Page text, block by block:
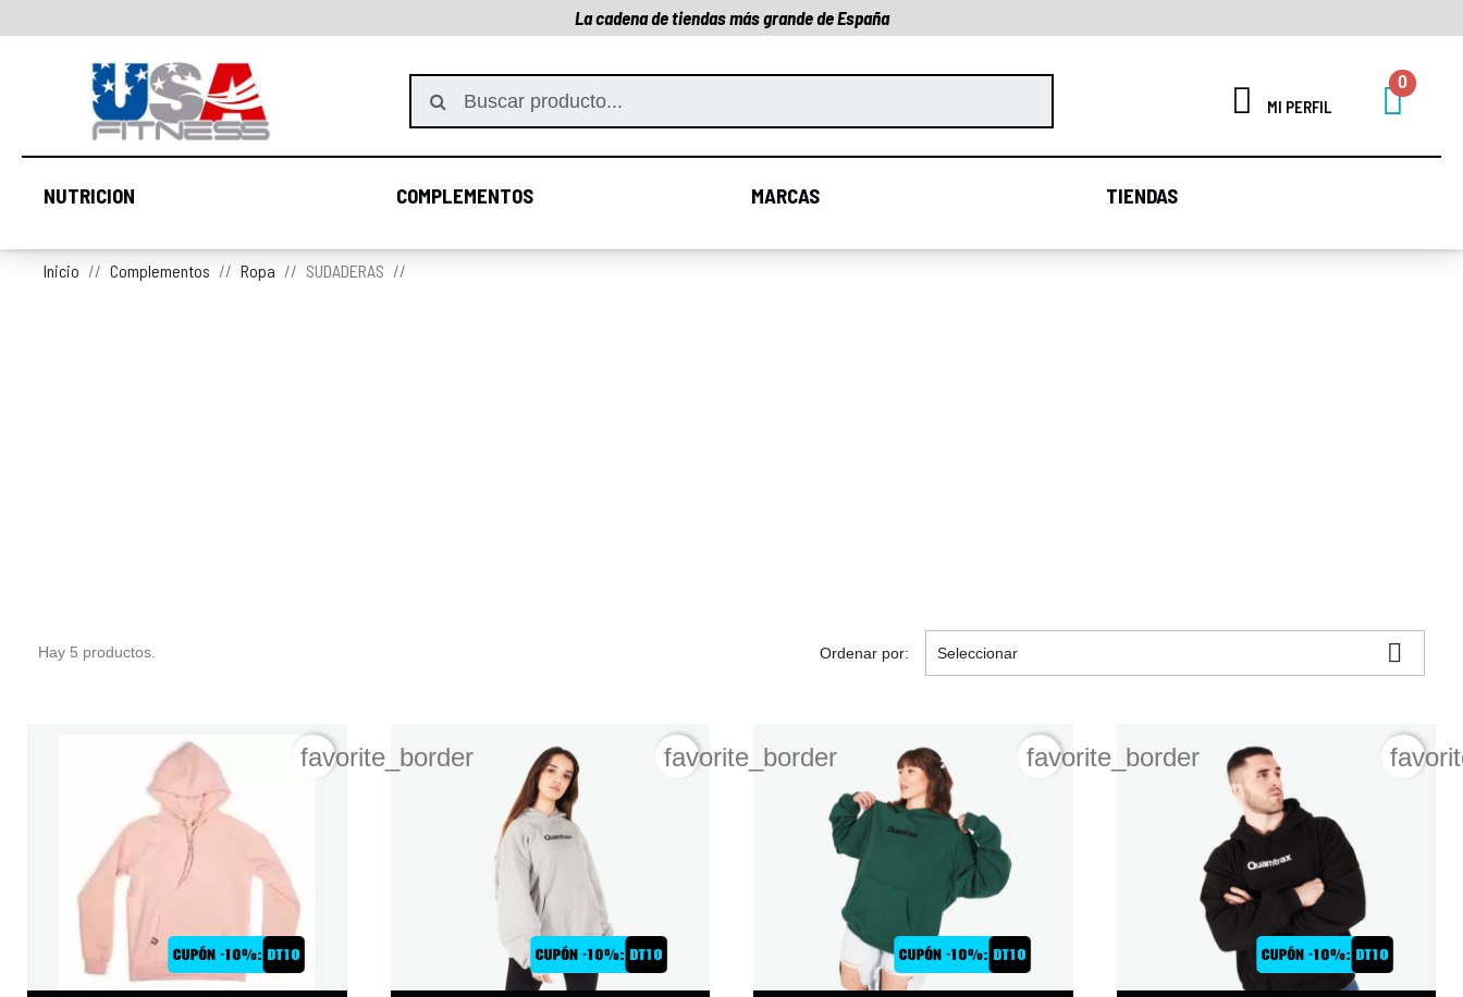
La cadena de tiendas más grande de España
MI PERFIL
NUTRICION COMPLEMENTOS MARCAS TIENDAS
COMPLEMENTOS MARCAS
Inicio Complementos Ropa SUDADERAS
Hay 5 productos. Ordenar por: Seleccionar 
favorite_border favorite_border favorite_border